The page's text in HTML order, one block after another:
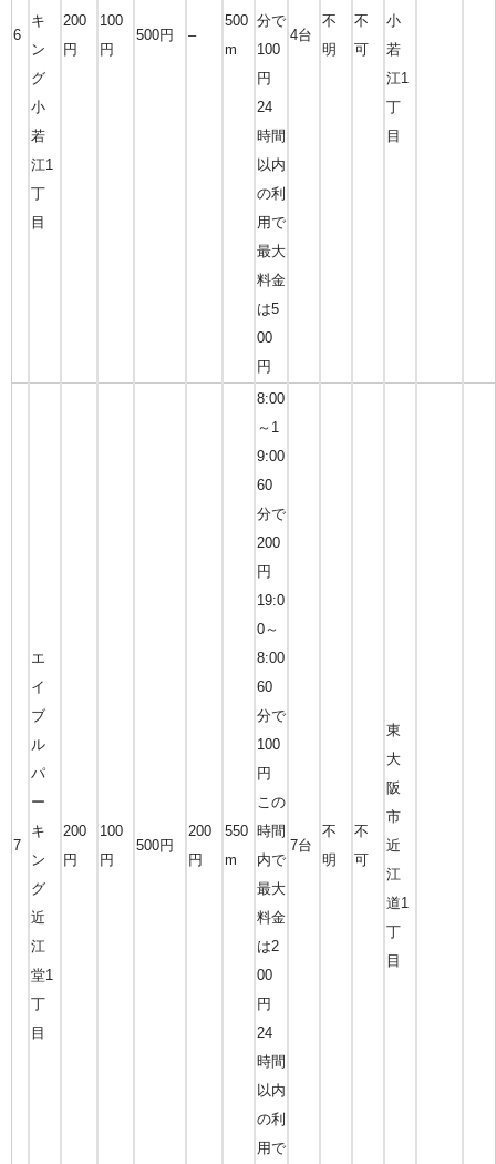
6
キ
ン
グ
小
若
江1
丁
目
200
円
100
円
500円 –
500
m
分で
100
円
24
時間
以内
の利
用で
最大
料金
は5
00
円
4台
不
明
不
可
小
若
江1
丁
目
7
エ
イ
ブ
ル
パ
ー
キ
ン
グ
近
江
堂1
丁
目
200
円
100
円
500円
200
円
550
m
8:00
～1
9:00
60
分で
200
円
19:0
0～
8:00
60
分で
100
円
この
時間
内で
最大
料金
は2
00
円
24
時間
以内
の利
用で
7台
不
明
不
可
東
大
阪
市
近
江
道1
丁
目